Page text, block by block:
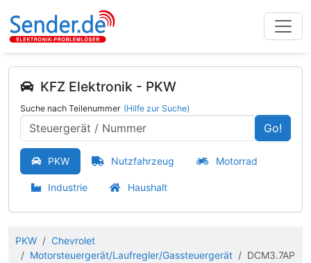
KFZ Elektronik - PKW
Suche nach Teilenummer (Hilfe zur Suche)
Go!
PKW Nutzfahrzeug Motorrad
Industrie Haushalt
PKW
Chevrolet
Motorsteuergerät/Laufregler/Gassteuergerät
DCM3.7AP